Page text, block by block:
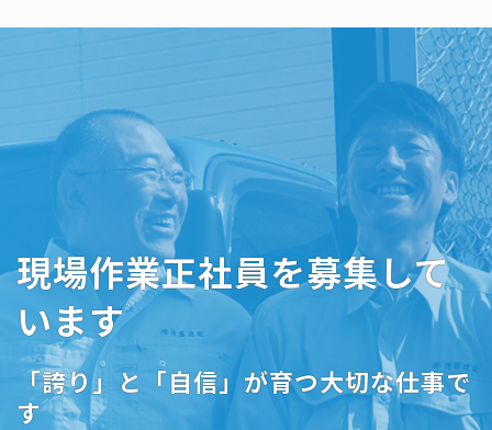
現場作業正社員を募集して
います
「誇り」と「自信」が育つ大切な仕事で
す